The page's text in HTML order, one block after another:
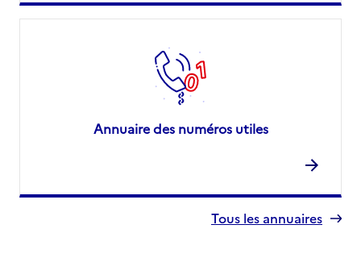
Annuaire des numéros utiles
Tous les annuaires